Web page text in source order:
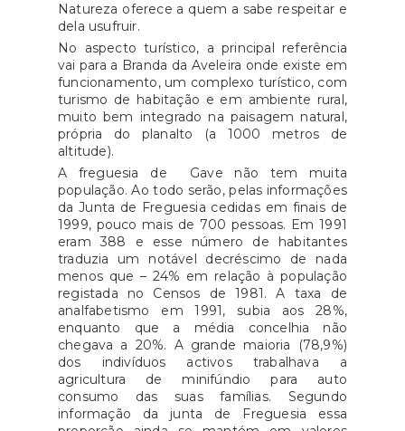
Natureza oferece a quem a sabe respeitar e
dela usufruir.
No aspecto turístico, a principal referência
vai para a Branda da Aveleira onde existe em
funcionamento, um complexo turístico, com
turismo de habitação e em ambiente rural,
muito bem integrado na paisagem natural,
própria do planalto (a 1000 metros de
altitude).
A freguesia de Gave não tem muita
população. Ao todo serão, pelas informações
da Junta de Freguesia cedidas em finais de
1999, pouco mais de 700 pessoas. Em 1991
eram 388 e esse número de habitantes
traduzia um notável decréscimo de nada
menos que – 24% em relação à população
registada no Censos de 1981. A taxa de
analfabetismo em 1991, subia aos 28%,
enquanto que a média concelhia não
chegava a 20%. A grande maioria (78,9%)
dos indivíduos activos trabalhava a
agricultura de minifúndio para auto
consumo das suas famílias. Segundo
informação da junta de Freguesia essa